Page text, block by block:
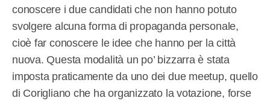
conoscere i due candidati che non hanno potuto
svolgere alcuna forma di propaganda personale,
cioè far conoscere le idee che hanno per la città
nuova. Questa modalità un po’ bizzarra è stata
imposta praticamente da uno dei due meetup, quello
di Corigliano che ha organizzato la votazione, forse